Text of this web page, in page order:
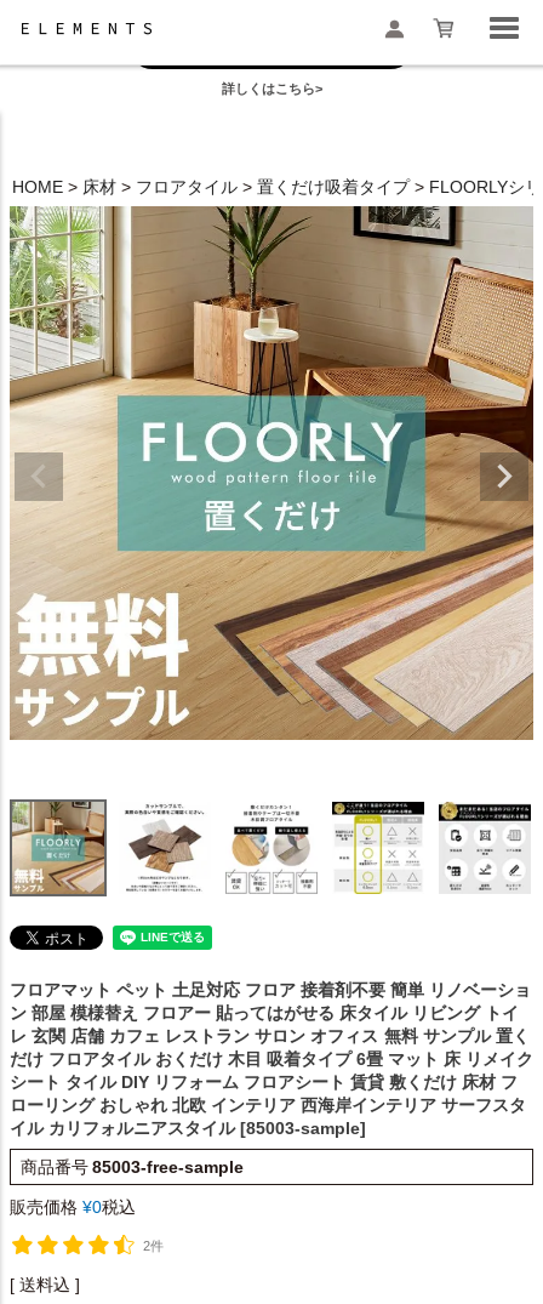
お盆の模様替えは今がおすすめ！
詳しくはこちら>
HOME 床材 フロアタイル 置くだけ吸着タイプ FLOORLYシ
フロアマット ペット 土足対応 フロア 接着剤不要 簡単 リノベーショ
ン 部屋 模様替え フロアー 貼ってはがせる 床タイル リビング トイ
レ 玄関 店舗 カフェ レストラン サロン オフィス 無料 サンプル 置く
だけ フロアタイル おくだけ 木目 吸着タイプ 6畳 マット 床 リメイク
シート タイル DIY リフォーム フロアシート 賃貸 敷くだけ 床材 フ
ローリング おしゃれ 北欧 インテリア 西海岸インテリア サーフスタ
イル カリフォルニアスタイル [85003-sample]
商品番号85003-free-sample
販売価格 ¥0税込
2件
送料込